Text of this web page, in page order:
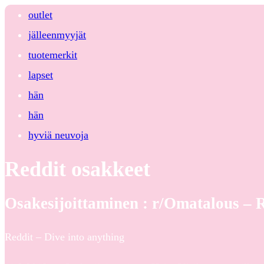
outlet
jälleenmyyjät
tuotemerkit
lapset
hän
hän
hyviä neuvoja
Reddit osakkeet
Osakesijoittaminen : r/Omatalous –
Reddit – Dive into anything